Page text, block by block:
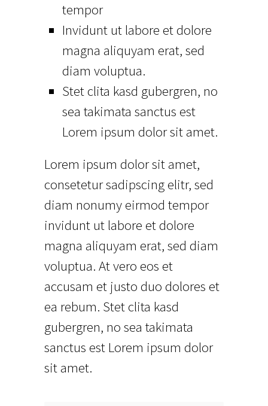
tempor
Invidunt ut labore et dolore
magna aliquyam erat, sed
diam voluptua.
Stet clita kasd gubergren, no
sea takimata sanctus est
Lorem ipsum dolor sit amet.
Lorem ipsum dolor sit amet,
consetetur sadipscing elitr, sed
diam nonumy eirmod tempor
invidunt ut labore et dolore
magna aliquyam erat, sed diam
voluptua. At vero eos et
accusam et justo duo dolores et
ea rebum. Stet clita kasd
gubergren, no sea takimata
sanctus est Lorem ipsum dolor
sit amet.